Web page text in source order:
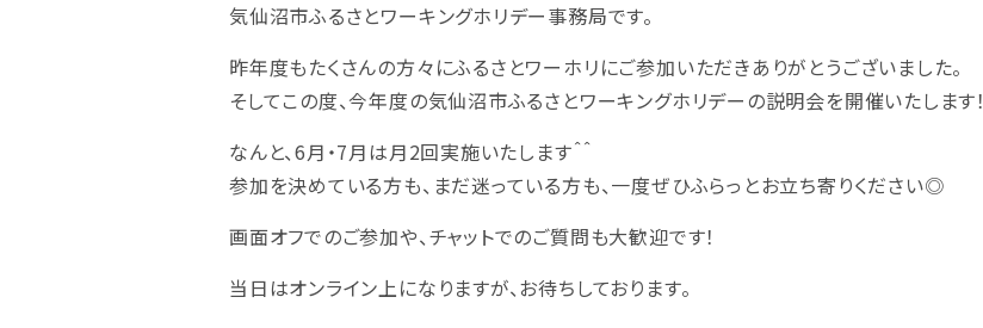
気仙沼市ふるさとワーキングホリデー事務局です。
昨年度もたくさんの方々にふるさとワーホリにご参加いただきありがとうございました。
そしてこの度、今年度の気仙沼市ふるさとワーキングホリデーの説明会を開催いたします！
なんと、6月・7月は月2回実施いたします＾＾
参加を決めている方も、まだ迷っている方も、一度ぜひふらっとお立ち寄りください◎
画面オフでのご参加や、チャットでのご質問も大歓迎です！
当日はオンライン上になりますが、お待ちしております。